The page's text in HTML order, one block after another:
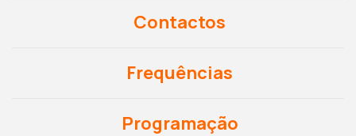
Contactos
Frequências
Programação